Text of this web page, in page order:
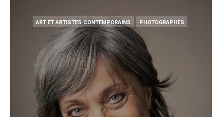
POSTED
IN
ART ET ARTISTES CONTEMPORAINS PHOTOGRAPHES